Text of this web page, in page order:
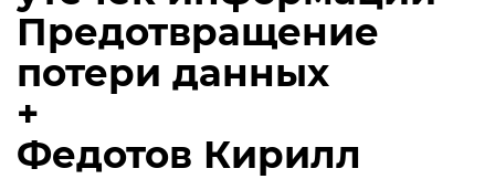
Предотвращение
потери данных
+
Федотов Кирилл